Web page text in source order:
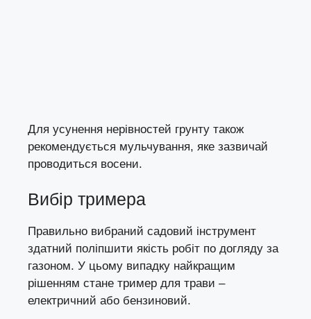
Для усунення нерівностей грунту також
рекомендується мульчування, яке зазвичай
проводиться восени.
Вибір тримера
Правильно вибраний садовий інструмент
здатний поліпшити якість робіт по догляду за
газоном. У цьому випадку найкращим
рішенням стане тример для трави –
електричний або бензиновий.